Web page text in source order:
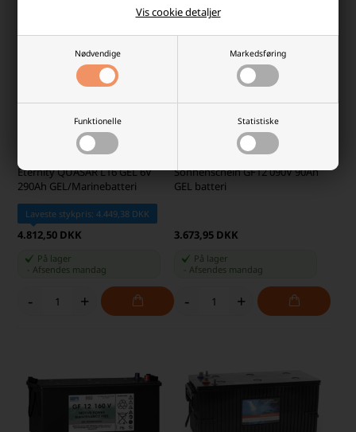
Nødvendige Markedsføring
Funktionelle Statistiske
Vis cookie detaljer
Eternity QUASAR L16 GEL 6V
290Ah GEL/Marinebatteri
Laveste stykpris: 4.449,38 DKK
4.812,50 DKK
På lager
-Afsendes mandag
- +
Sonnenschein GF12 090V 90Ah
GEL batteri
3.673,95 DKK
På lager
Afsendes mandag
- +